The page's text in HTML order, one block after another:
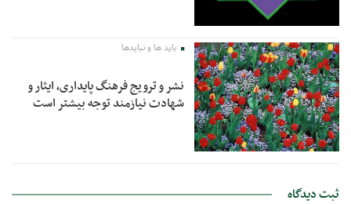
باید ها و نبایدها
نشر و ترویج فرهنگ پایداری، ایثار و
شهادت نیازمند توجه بیشتر است
ثبت دیدگاه